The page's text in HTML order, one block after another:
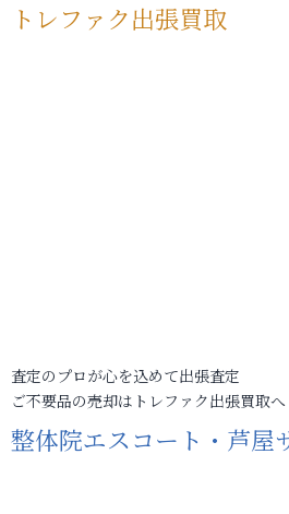
トレファク出張買取
査定のプロが心を込めて出張査定
ご不要品の売却はトレファク出張買取へ
整体院エスコート・芦屋